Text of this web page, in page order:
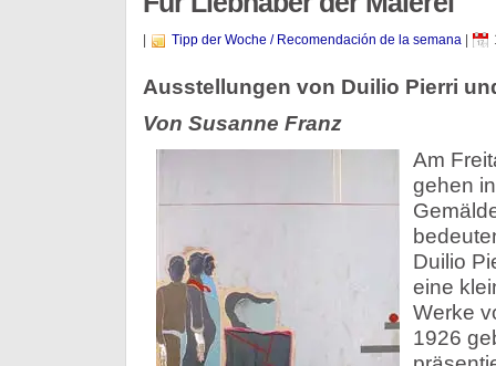
Tipp der Woche / Recomendación de la semana|
Ausstellungen von Duilio Pierri
Von Susanne Franz
Am
gehen
Duilio
eine
Werke
1926